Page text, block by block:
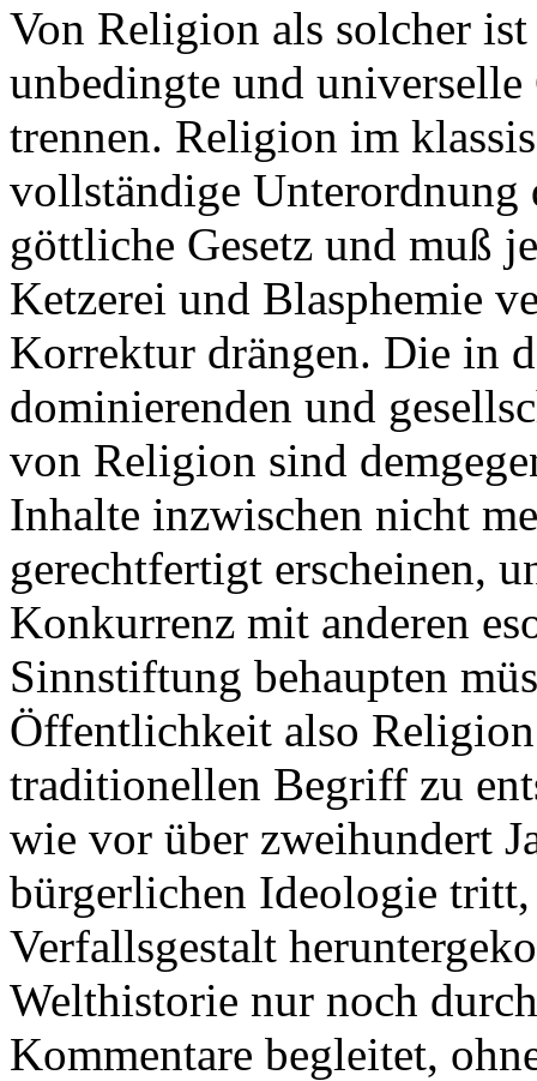
Von Religion als solcher
unbedingte und
trennen. Religion im
vollständige Unterordnung
göttliche Gesetz und muß
Ketzerei und Blasphemie
Korrektur drängen. Die in
dominierenden und
von Religion sind
Inhalte inzwischen nicht
gerechtfertigt erscheinen,
Konkurrenz mit anderen
Sinnstiftung behaupten
Öffentlichkeit also
traditionellen Begriff zu
wie vor über zweihundert
bürgerlichen Ideologie
Verfallsgestalt
Welthistorie nur noch
Kommentare begleitet,